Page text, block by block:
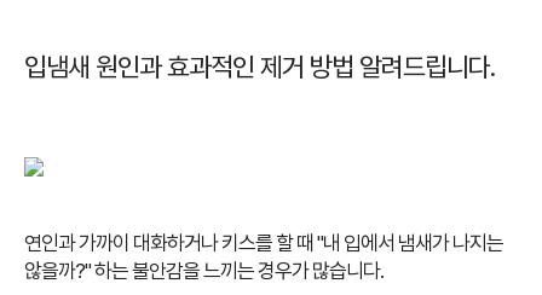
입냄새 원인과 효과적인 제거 방법 알려드립니다.
연인과 가까이 대화하거나 키스를 할 때 "내 입에서 냄새가 나지는
않을까?" 하는 불안감을 느끼는 경우가 많습니다.